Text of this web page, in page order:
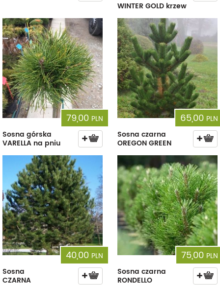
WINTER GOLD krzew
79,00 PLN
Sosna górska
VARELLA na pniu
65,00 PLN
Sosna czarna
OREGON GREEN
40,00 PLN
Sosna
CZARNA
75,00 PLN
Sosna czarna
RONDELLO